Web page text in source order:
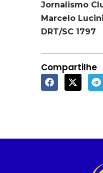
Jornalismo
Marcelo Lucini
DRT/SC 1797
Compartilhe